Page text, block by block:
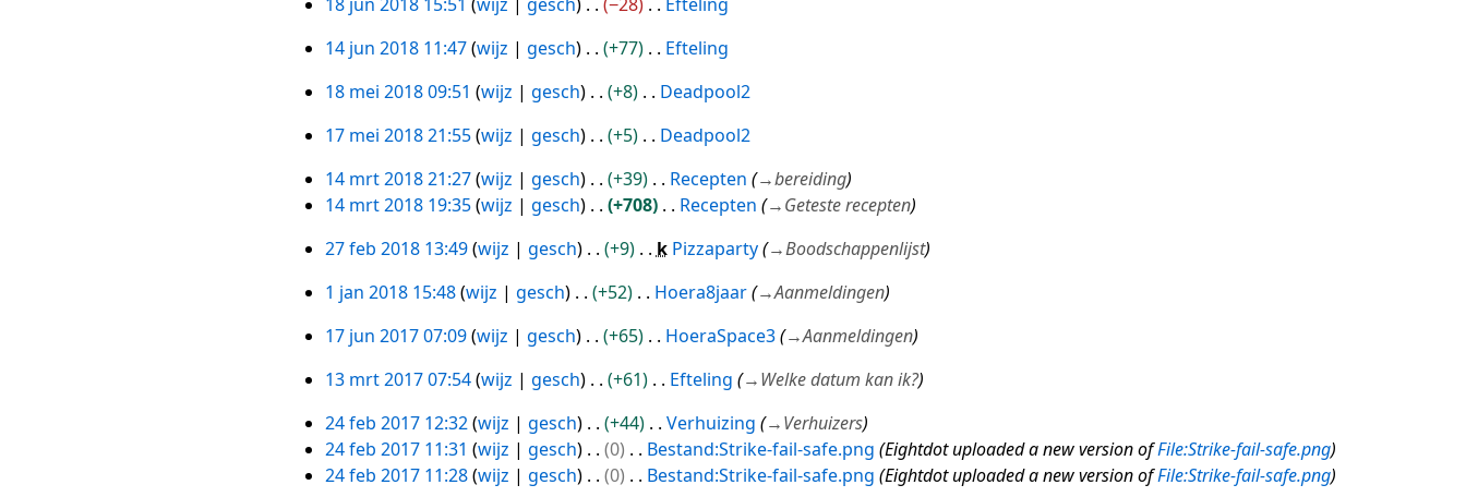
n
i
g
i
g
g
s
a
e
n
v
t
n
18
june
e
b
w
e
r
i
g
s
a
m
e
14
jun
14 jun 2018 11:47 wijz gesch +77
Efteling
e
e
b
e
e
r
i
g
s
s
a
18
mei
18 mei 2018 09:51 wijz gesch +8
Deadpool2
e
e
n
e
e
r
i
g
s
s
17
mei
2018
17 mei 2018 21:55 wijz gesch +5
Deadpool2
e
e
n
e
e
r
i
n
g
14
mrt
2018
14 mrt 2018 21:27 wijz gesch +39 Recepten →bereiding
14 mrt 2018 19:35 wijz gesch +708 Recepten →Geteste recepten
27
feb
27 feb 2018 13:49 wijz gesch +9 k Pizzaparty →Boodschappenlijst
1
jan
1 jan 2018 15:48 wijz gesch +52 Hoera8jaar →Aanmeldingen
17
jun
17 jun 2017 07:09 wijz gesch +65 HoeraSpace3 →Aanmeldingen
13
mrt
2017
13 mrt 2017 07:54 wijz gesch +61 Efteling →Welke datum kan ik?
24
feb
24 feb 2017 12:32 wijz gesch +44 Verhuizing →Verhuizers
24 feb 2017 11:31 wijz gesch 0 Bestand:Strike-fail-safe.png Eightdot uploaded a new version ofFile:Strike-fail-safe.png
24 feb 2017 11:28 wijz gesch 0 Bestand:Strike-fail-safe.png Eightdot uploaded a new version ofFile:Strike-fail-safe.png